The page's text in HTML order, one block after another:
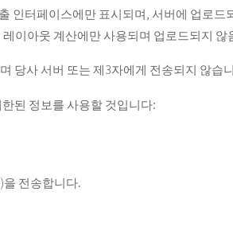
인터페이스에만 표시되며, 서버에 업로드
이아웃 계산에만 사용되며 업로드되지 않
당사 서버 또는 제3자에게 전송되지 않습
된 정보를 사용할 것입니다:
을 전송합니다.